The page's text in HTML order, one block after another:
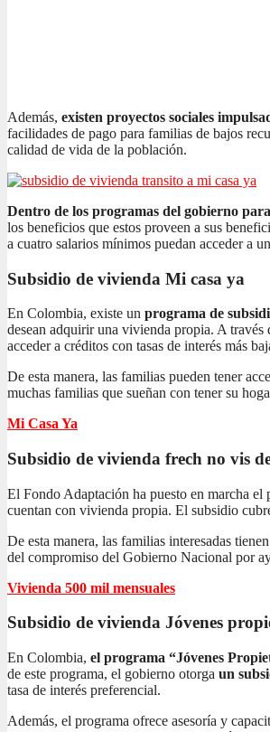
Además, existen proyectos sociales
facilidades de pago para familias de bajos
calidad de vida de la población.
Dentro de los programas del gobierno
los beneficios que estos proveen a sus
a cuatro salarios mínimos puedan acceder a
Subsidio de vivienda Mi casa ya
En Colombia, existe un programa de
desean adquirir una vivienda propia. A
acceder a créditos con tasas de interés más
De esta manera, las familias pueden tener
muchas familias que sueñan con tener su
Mi Casa Ya
Subsidio de vivienda frech no vis
El Fondo Adaptación ha puesto en marcha
cuentan con vivienda propia. El subsidio
De esta manera, las familias interesadas
del compromiso del Gobierno Nacional por
Vivienda 500 mil mensuales
Subsidio de vivienda Jóvenes
En Colombia, el programa “Jóvenes
de este programa, el gobierno otorga un
tasa de interés preferencial.
Además, el programa ofrece asesoría y